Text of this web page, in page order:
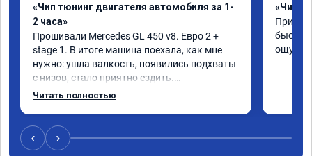
«Чип тюнинг двигателя автомобиля за 1-
2 часа»
Прошивали Mercedes GL 450 v8. Евро 2 +
stage 1. В итоге машина поехала, как мне
нужно: ушла валкость, появились подхваты
с низов, стало приятно ездить.
Одни из лучших трат, в авто! 🔥
Читать полностью
«Чип
‹ ›